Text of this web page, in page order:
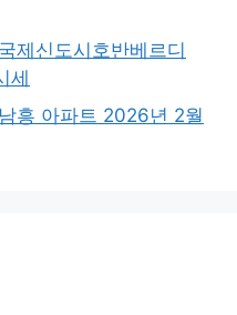
제신도시호반베르디
세
흥 아파트 2026년 2월